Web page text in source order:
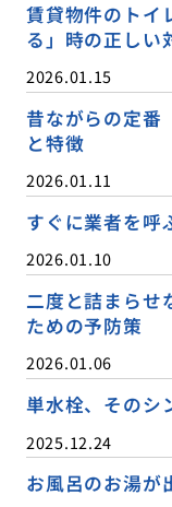
賃貸物件のトイ
る」時の正しい
2026.01.15
昔ながらの定番
と特徴
2026.01.11
すぐに業者を呼
2026.01.10
二度と詰まらせ
ための予防策
2026.01.06
単水栓、そのシ
2025.12.24
お風呂のお湯が